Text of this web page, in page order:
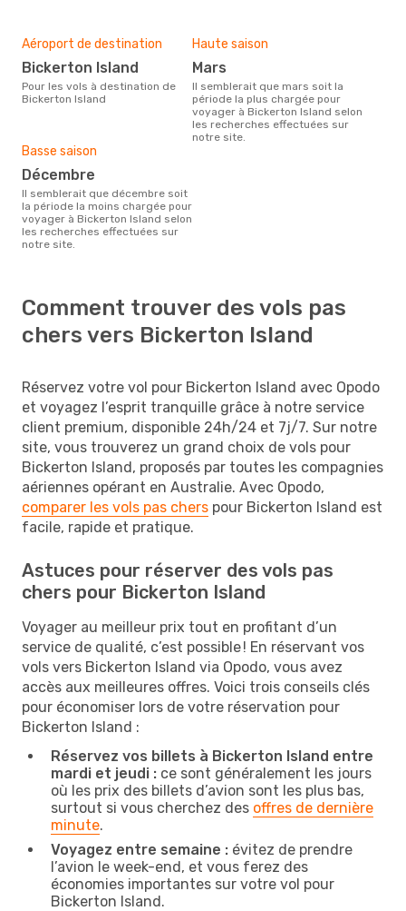
Aéroport de destination
Bickerton Island
Pour les vols à destination de
Bickerton Island
Haute saison
mars
Il semblerait que mars soit la
période la plus chargée pour
voyager à Bickerton Island selon
les recherches effectuées sur
notre site.
Basse saison
décembre
Il semblerait que décembre soit
la période la moins chargée pour
voyager à Bickerton Island selon
les recherches effectuées sur
notre site.
Comment trouver des vols pas
chers vers Bickerton Island
Réservez votre vol pour Bickerton Island avec Opodo
et voyagez l’esprit tranquille grâce à notre service
client premium, disponible 24h/24 et 7j/7. Sur notre
site, vous trouverez un grand choix de vols pour
Bickerton Island, proposés par toutes les compagnies
aériennes opérant en Australie. Avec Opodo,
comparer les vols pas chers pour Bickerton Island est
facile, rapide et pratique.
Astuces pour réserver des vols pas
chers pour Bickerton Island
Voyager au meilleur prix tout en profitant d’un
service de qualité, c’est possible ! En réservant vos
vols vers Bickerton Island via Opodo, vous avez
accès aux meilleures offres. Voici trois conseils clés
pour économiser lors de votre réservation pour
Bickerton Island :
Réservez vos billets à Bickerton Island entre
mardi et jeudi : ce sont généralement les jours
où les prix des billets d’avion sont les plus bas,
surtout si vous cherchez des offres de dernière
minute.
Voyagez entre semaine : évitez de prendre
l’avion le week-end, et vous ferez des
économies importantes sur votre vol pour
Bickerton Island.